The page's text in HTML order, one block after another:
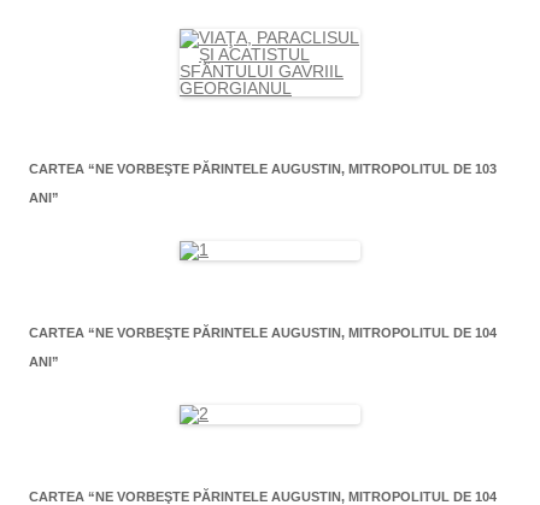
CARTEA “NE VORBEŞTE PĂRINTELE AUGUSTIN, MITROPOLITUL DE 103
ANI”
CARTEA “NE VORBEŞTE PĂRINTELE AUGUSTIN, MITROPOLITUL DE 104
ANI”
CARTEA “NE VORBEŞTE PĂRINTELE AUGUSTIN, MITROPOLITUL DE 104